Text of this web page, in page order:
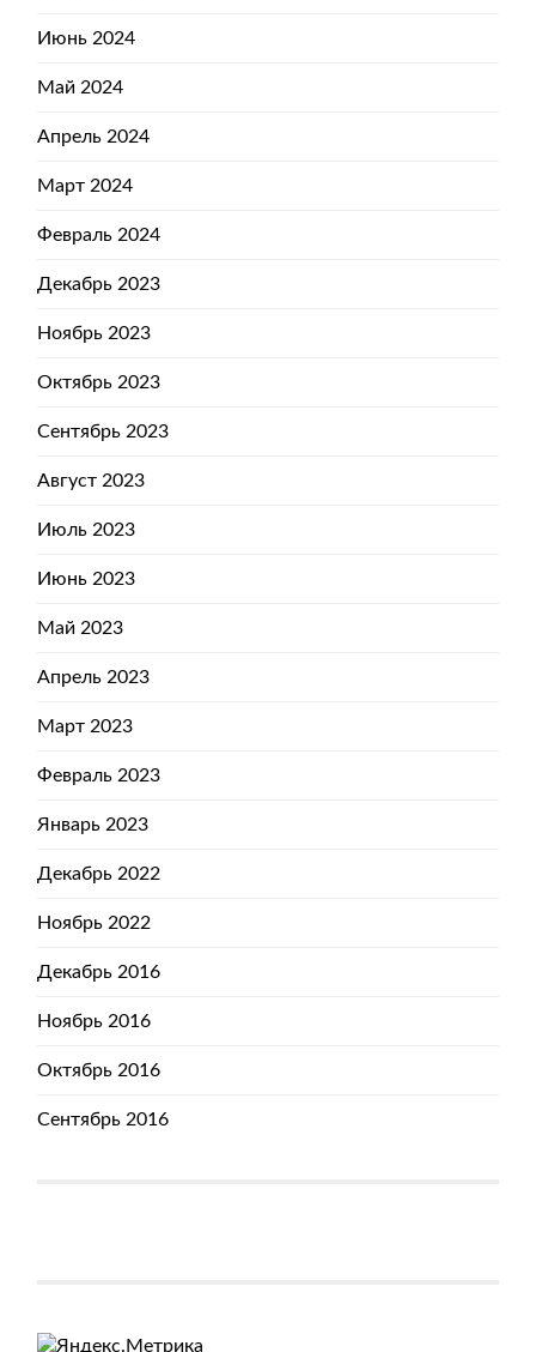
Июнь 2024
Май 2024
Апрель 2024
Март 2024
Февраль 2024
Декабрь 2023
Ноябрь 2023
Октябрь 2023
Сентябрь 2023
Август 2023
Июль 2023
Июнь 2023
Май 2023
Апрель 2023
Март 2023
Февраль 2023
Январь 2023
Декабрь 2022
Ноябрь 2022
Декабрь 2016
Ноябрь 2016
Октябрь 2016
Сентябрь 2016